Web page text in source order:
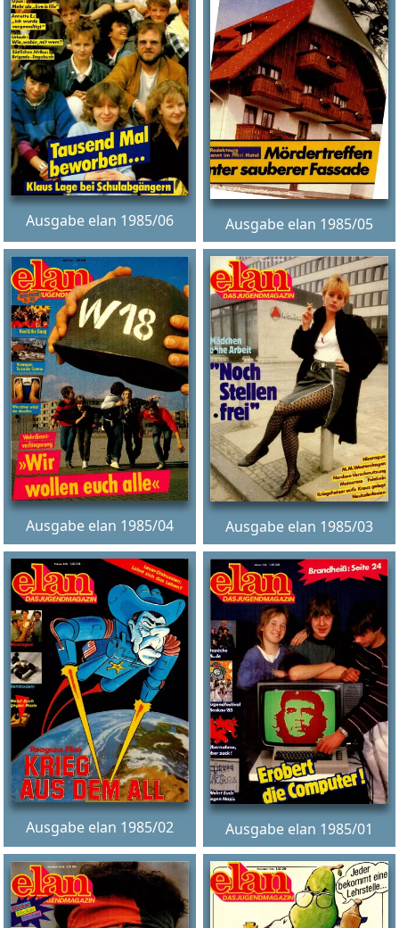
Ausgabe elan 1985/06 Ausgabe elan 1985/05
Ausgabe elan 1985/04 Ausgabe elan 1985/03
Ausgabe elan 1985/02 Ausgabe elan 1985/01